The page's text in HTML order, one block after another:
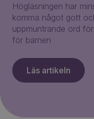
Högläsningen har
komma något gott
uppmuntrande ord
för barnen
Läs artikeln